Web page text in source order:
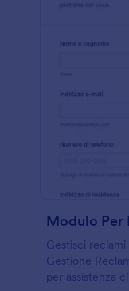
Gestisci
Gestione
per assistenza